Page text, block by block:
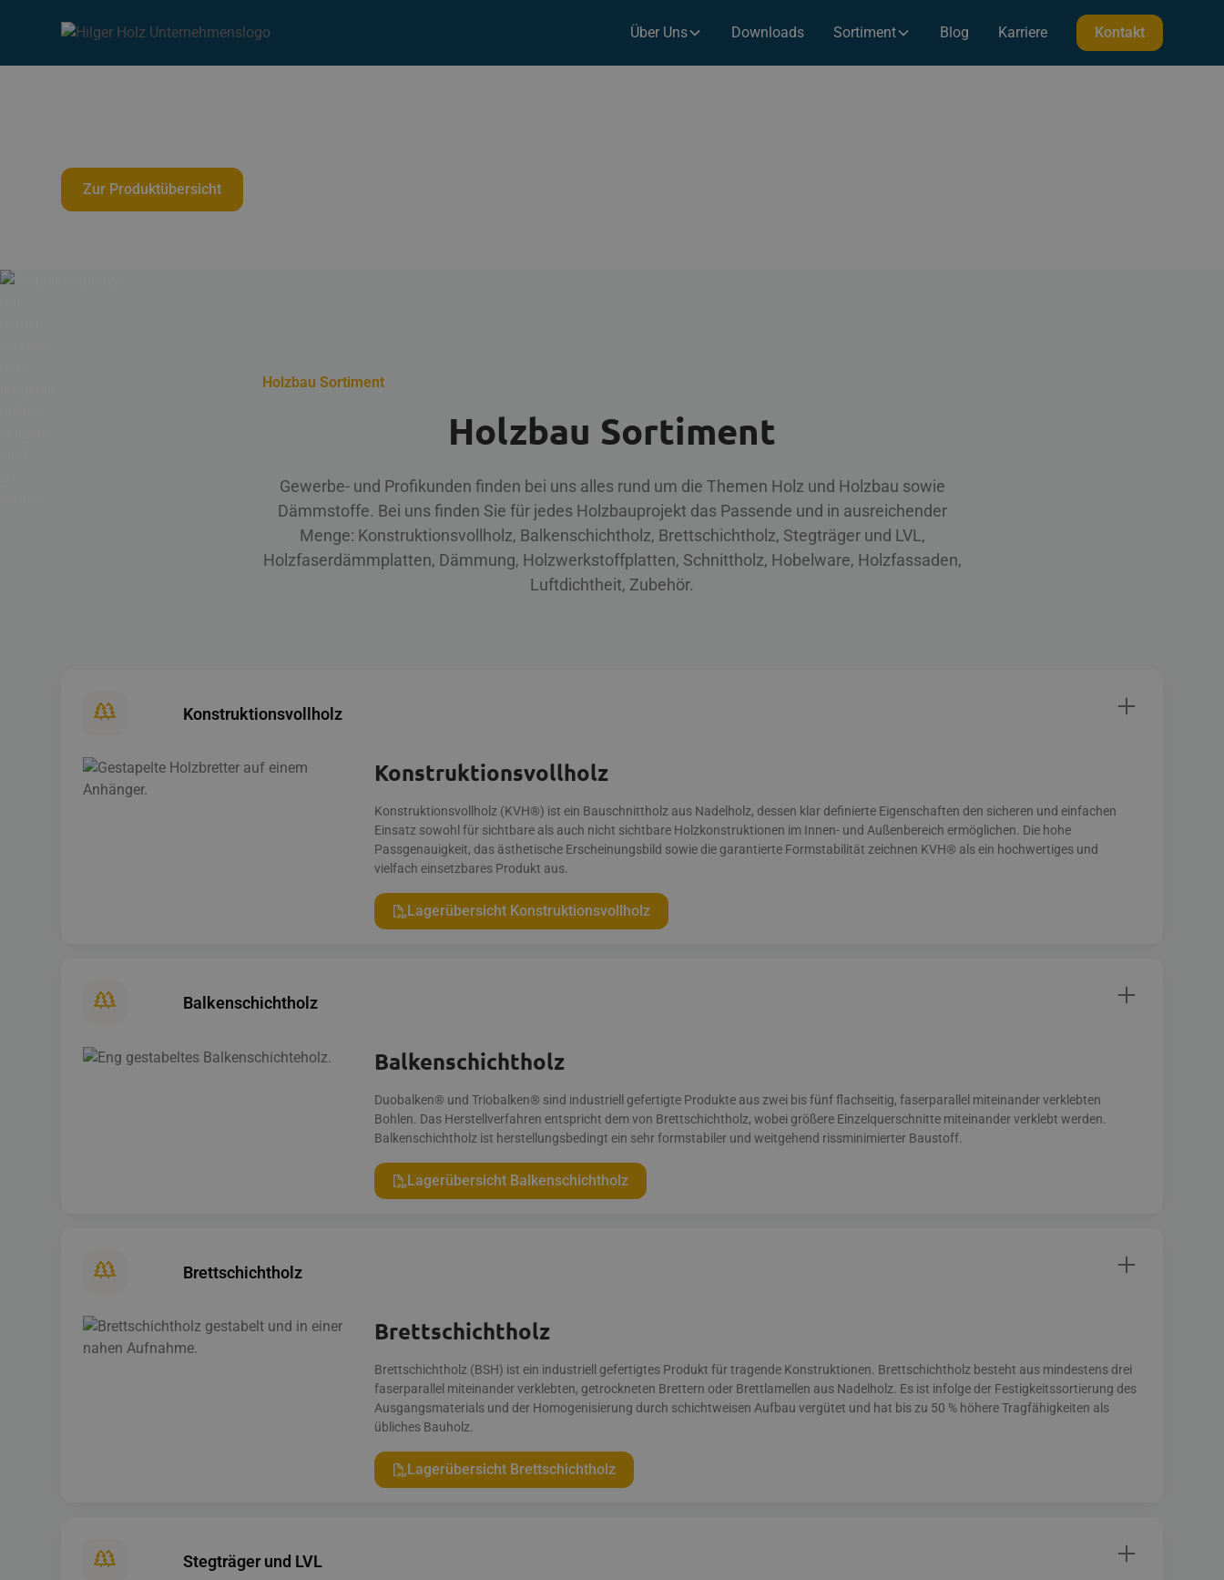
Über Uns Downloads Sortiment Blog Karriere Kontakt
Lager
Zur Produktübersicht
Holzbau Sortiment
Holzbau Sortiment
Gewerbe- und Profikunden finden bei uns alles rund um die Themen Holz und Holzbau sowie
Dämmstoffe. Bei uns finden Sie für jedes Holzbauprojekt das Passende und in ausreichender
Menge: Konstruktionsvollholz, Balkenschichtholz, Brettschichtholz, Stegträger und LVL,
Holzfaserdämmplatten, Dämmung, Holzwerkstoffplatten, Schnittholz, Hobelware, Holzfassaden,
Luftdichtheit, Zubehör.
Konstruktionsvollholz
Konstruktionsvollholz
Konstruktionsvollholz (KVH®) ist ein Bauschnittholz aus Nadelholz, dessen klar de­finierte Eigenschaften den sicheren und einfachen
Einsatz sowohl für sichtbare als auch nicht sichtbare Holzkonstruktionen im Innen- und Außenbereich ermöglichen. Die hohe
Passgenauigkeit, das ästhetische Erscheinungsbild sowie die garantierte Formstabilität zeichnen KVH® als ein hochwertiges und
vielfach einsetzbares Produkt aus.
Lagerübersicht Konstruktionsvollholz
Balkenschichtholz
Balkenschichtholz
Duobalken® und Triobalken® sind indus­triell gefertigte Produkte aus zwei bis fünf flach­seitig, faserparallel miteinander ver­klebten
Bohlen. Das Herstellverfahren entspricht dem von Brettschichtholz, wobei größere Einzel­quer­schnitte mitein­ander verklebt werden.
Balkenschichtholz ist herstellungsbedingt ein sehr formstabiler und weitgehend riss­minimierter Baustoff.
Lagerübersicht Balkenschichtholz
Brettschichtholz
Brettschichtholz
Brettschichtholz (BSH) ist ein industriell gefertigtes Produkt für tragende Konstruktionen. Brettschichtholz besteht aus mindestens drei
faserparallel miteinander verklebten, getrockneten Brettern oder Brettlamellen aus Nadelholz. Es ist infolge der Festigkeitssortierung des
Ausgangsmaterials und der Homogeni­sierung durch schichtweisen Aufbau vergütet und hat bis zu 50 % höhere Tragfähigkeiten als
übliches Bauholz.
Lagerübersicht Brettschichtholz
Stegträger und LVL